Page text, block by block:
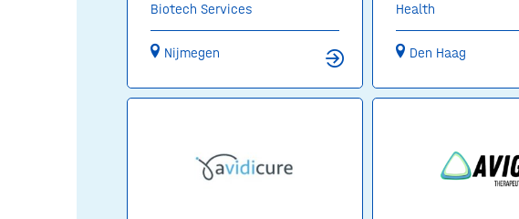
Biotech Services
Nijmegen
Health
Den Haag